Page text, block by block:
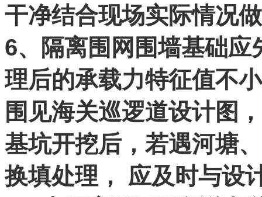
干净结合现场实际情况
6、隔离围网围墙基础
理后的承载力特征值不
围见海关巡逻道设计图
基坑开挖后，若遇河塘
换填处理， 应及时与设